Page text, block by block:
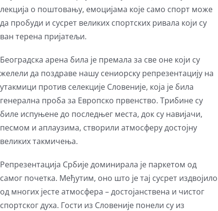
лекција о поштовању, емоцијама које само спорт може
да пробуди и сусрет великих спортских ривала који су
ван терена пријатељи.
Београдска арена била је премала за све оне који су
желели да поздраве нашу сениорску репрезентацију на
утакмици против селекције Словеније, која је била
генерална проба за Европско првенство. Трибине су
биле испуњене до последњег места, док су навијачи,
песмом и аплаузима, створили атмосферу достојну
великих такмичења.
Репрезентација Србије доминирала је паркетом од
самог почетка. Међутим, оно што је тај сусрет издвојило
од многих јесте атмосфера – достојанствена и чистог
спортског духа. Гости из Словеније понели су из